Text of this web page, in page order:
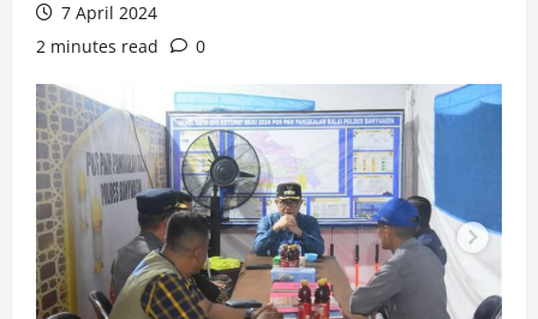
7 April 2024
2 minutes read
0